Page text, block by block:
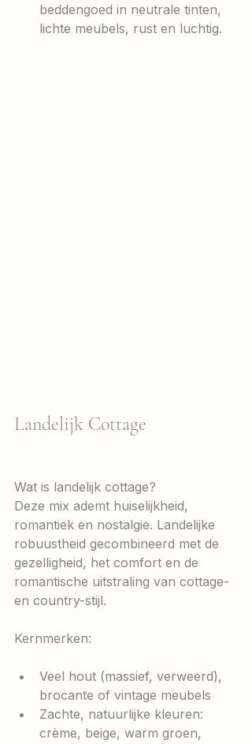
beddengoed in neutrale tinten,
lichte meubels, rust en luchtig.
Landelijk Cottage
Wat is landelijk cottage?
Deze mix ademt huiselijkheid,
romantiek en nostalgie. Landelijke
robuustheid gecombineerd met de
gezelligheid, het comfort en de
romantische uitstraling van cottage-
en country-stijl.
Kernmerken:
Veel hout (massief, verweerd),
brocante of vintage meubels
Zachte, natuurlijke kleuren:
crème, beige, warm groen,